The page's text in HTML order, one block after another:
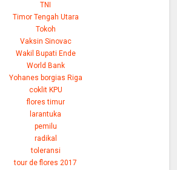
TNI
Timor Tengah Utara
Tokoh
Vaksin Sinovac
Wakil Bupati Ende
World Bank
Yohanes borgias Riga
coklit KPU
flores timur
larantuka
pemilu
radikal
toleransi
tour de flores 2017